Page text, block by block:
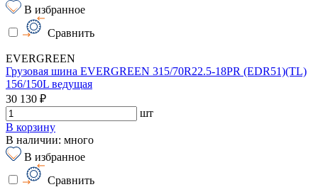
В избранное
Сравнить
EVERGREEN
Грузовая шина EVERGREEN 315/70R22.5-18PR (EDR51)(TL)
156/150L ведущая
30 130 ₽
шт
В корзину
В наличии: много
В избранное
Сравнить